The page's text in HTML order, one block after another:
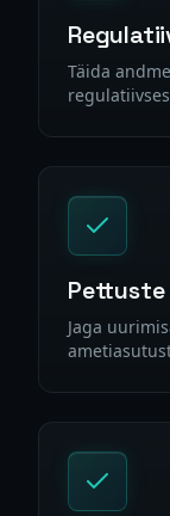
Täida
Pettuste
Jaga